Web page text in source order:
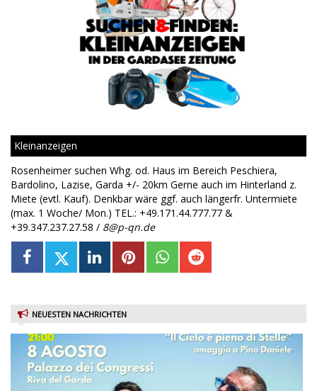
Kleinanzeigen
Rosenheimer suchen Whg. od. Haus im Bereich Peschiera,
Bardolino, Lazise, Garda +/- 20km Gerne auch im Hinterland z.
Miete (evtl. Kauf). Denkbar wäre ggf. auch längerfr. Untermiete
(max. 1 Woche/ Mon.) TEL.: +49.171.44.777.77 &
+39.347.237.27.58 / 8@p-qn.de
NEUESTEN NACHRICHTEN